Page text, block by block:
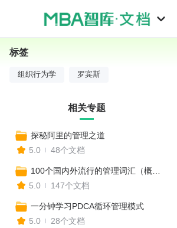
标签
组织行为学 罗宾斯
相关专题
探秘阿里的管理之道
5.0
48个文档
5.0
147个文档
一分钟学习PDCA循环管理模式
5.0
28个文档